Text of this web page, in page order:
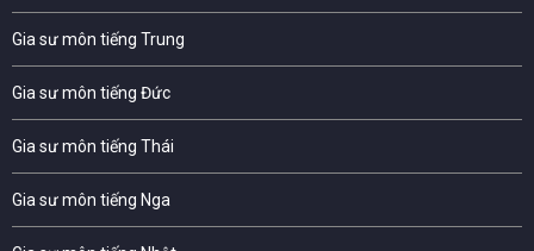
Gia sư môn tiếng Trung
Gia sư môn tiếng Đức
Gia sư môn tiếng Thái
Gia sư môn tiếng Nga